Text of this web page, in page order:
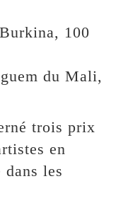
100
du Mali,
trois prix
en
les